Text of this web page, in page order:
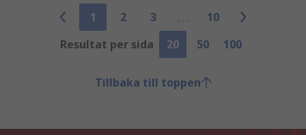
1 2 3
10
Resultat per sida
20 50 100
Tillbaka till toppen